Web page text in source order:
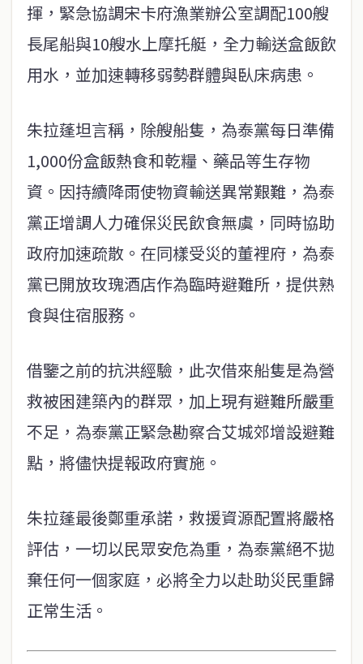
揮，緊急協調宋卡府漁業辦公室調配100艘
長尾船與10艘水上摩托艇，全力輸送盒飯飲
用水，並加速轉移弱勢群體與臥床病患。
朱拉蓬坦言稱，除艘船隻，為泰黨每日準備
1,000份盒飯熱食和乾糧、藥品等生存物
資。因持續降雨使物資輸送異常艱難，為泰
黨正增調人力確保災民飲食無虞，同時協助
政府加速疏散。在同樣受災的董裡府，為泰
黨已開放玫瑰酒店作為臨時避難所，提供熟
食與住宿服務。
借鑒之前的抗洪經驗，此次借來船隻是為營
救被困建築內的群眾，加上現有避難所嚴重
不足，為泰黨正緊急勘察合艾城郊增設避難
點，將儘快提報政府實施。
朱拉蓬最後鄭重承諾，救援資源配置將嚴格
評估，一切以民眾安危為重，為泰黨絕不拋
棄任何一個家庭，必將全力以赴助災民重歸
正常生活。